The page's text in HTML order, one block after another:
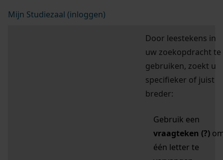
Mijn Studiezaal (inloggen)
Door leestekens in
uw zoekopdracht te
gebruiken, zoekt u
specifieker of juist
breder:
Gebruik een
vraagteken (?)
één letter te